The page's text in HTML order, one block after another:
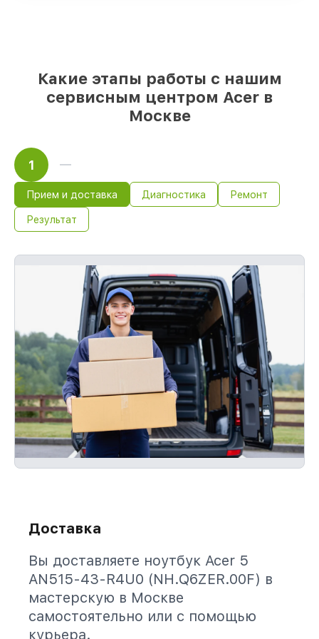
Какие этапы работы с нашим
сервисным центром Acer в
Москве
1
Прием и доставка Диагностика Ремонт
Результат
Доставка
Вы доставляете ноутбук Acer 5
AN515-43-R4U0 (NH.Q6ZER.00F) в
мастерскую в Москве
самостоятельно или с помощью
курьера.